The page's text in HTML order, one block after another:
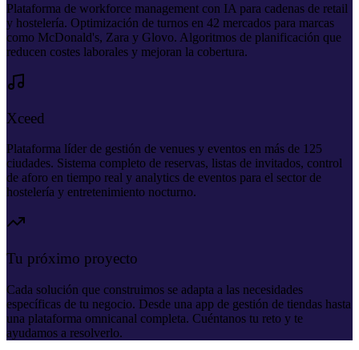
Plataforma de workforce management con IA para cadenas de retail
y hostelería. Optimización de turnos en 42 mercados para marcas
como McDonald's, Zara y Glovo. Algoritmos de planificación que
reducen costes laborales y mejoran la cobertura.
Xceed
Plataforma líder de gestión de venues y eventos en más de 125
ciudades. Sistema completo de reservas, listas de invitados, control
de aforo en tiempo real y analytics de eventos para el sector de
hostelería y entretenimiento nocturno.
Tu próximo proyecto
Cada solución que construimos se adapta a las necesidades
específicas de tu negocio. Desde una app de gestión de tiendas hasta
una plataforma omnicanal completa. Cuéntanos tu reto y te
ayudamos a resolverlo.